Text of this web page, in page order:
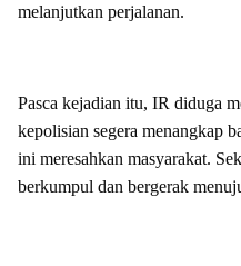
melanjutkan perjalanan.
Pasca kejadian itu, IR diduga
kepolisian segera menangkap
ini meresahkan masyarakat.
berkumpul dan bergerak